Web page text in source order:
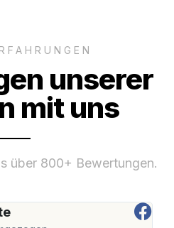
unserer
mit uns
über 800+ Bewertungen.